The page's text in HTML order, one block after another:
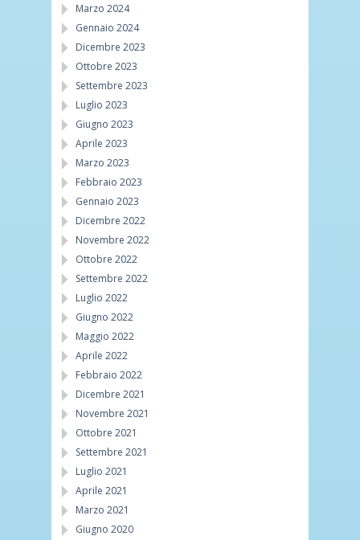
Marzo 2024
Gennaio 2024
Dicembre 2023
Ottobre 2023
Settembre 2023
Luglio 2023
Giugno 2023
Aprile 2023
Marzo 2023
Febbraio 2023
Gennaio 2023
Dicembre 2022
Novembre 2022
Ottobre 2022
Settembre 2022
Luglio 2022
Giugno 2022
Maggio 2022
Aprile 2022
Febbraio 2022
Dicembre 2021
Novembre 2021
Ottobre 2021
Settembre 2021
Luglio 2021
Aprile 2021
Marzo 2021
Giugno 2020